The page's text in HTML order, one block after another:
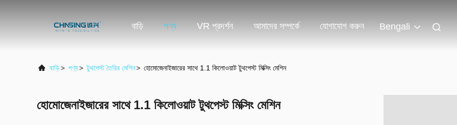
বাড়ি পণ্য VR প্রদর্শন আমাদের সম্পর্কে যোগাযোগ করুন Bengali
বাড়ি> পণ্য> টুথপেস্ট তৈরির মেশিন> হোমোজেনাইজারের সাথে 1.1 কিলোওয়াট টুথপেস্ট মিক্সিং মেশিন
হোমোজেনাইজারের সাথে 1.1 কিলোওয়াট টুথপেস্ট মিক্সিং মেশিন